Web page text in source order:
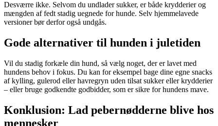
Desværre ikke. Selvom du undlader sukker, er både krydderier og
mængden af fedt stadig uegnede for hunde. Selv hjemmelavede
versioner bør derfor også undgås.
Gode alternativer til hunden i juletiden
Vil du stadig forkæle din hund, så vælg noget, der er lavet med
hundens behov i fokus. Du kan for eksempel bage dine egne snacks
af kylling, gulerod eller havregryn uden tilsat sukker eller krydderier
– eller bruge godkendte godbidder, som er sikre for hundens mave.
Konklusion: Lad pebernødderne blive hos
mennesker